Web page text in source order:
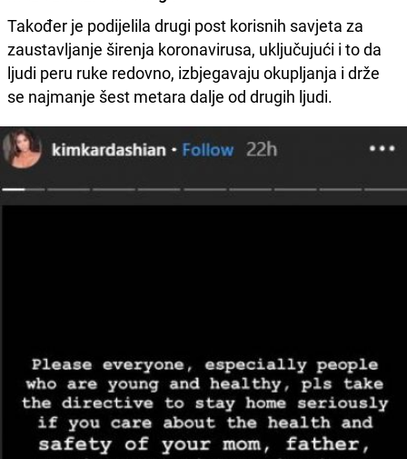
Također je podijelila drugi post korisnih savjeta za
zaustavljanje širenja koronavirusa, uključujući i to da
ljudi peru ruke redovno, izbjegavaju okupljanja i drže
se najmanje šest metara dalje od drugih ljudi.